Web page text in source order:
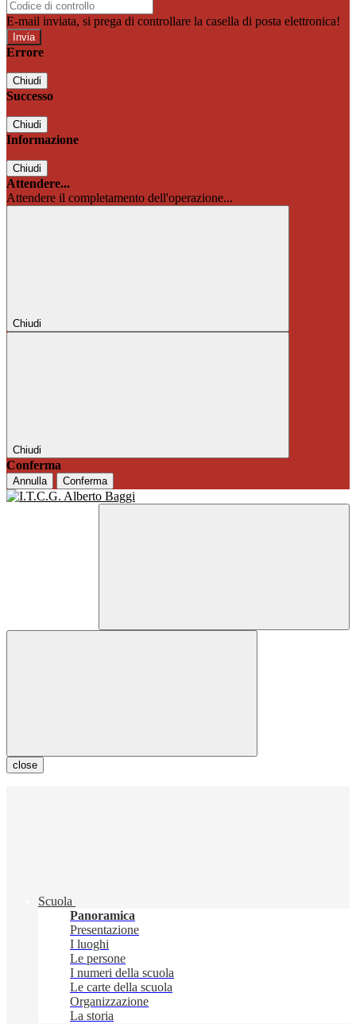
E-mail inviata, si prega di controllare la casella di posta elettronica!
Errore
Chiudi
Successo
Chiudi
Informazione
Chiudi
Attendere...
Attendere il completamento dell'operazione...
Chiudi
Chiudi
Conferma
Annulla Conferma
close
Scuola
Panoramica
Presentazione
I luoghi
Le persone
I numeri della scuola
Le carte della scuola
Organizzazione
La storia